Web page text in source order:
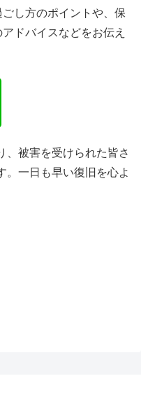
し方のポイントや、保
ドバイスなどをお伝え
、被害を受けられた皆さ
。一日も早い復旧を心よ